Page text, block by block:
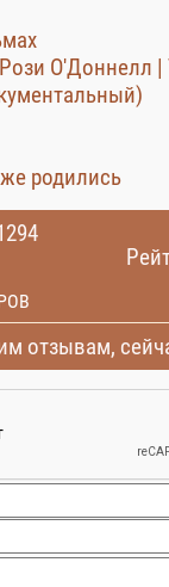
О'Доннелл |
родились
отзывам,